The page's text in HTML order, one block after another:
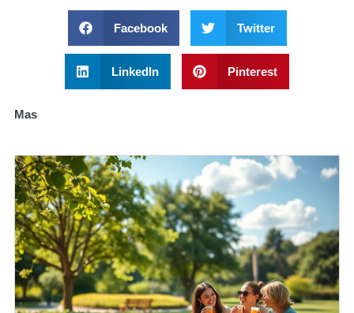
Facebook Twitter
LinkedIn Pinterest
Mas